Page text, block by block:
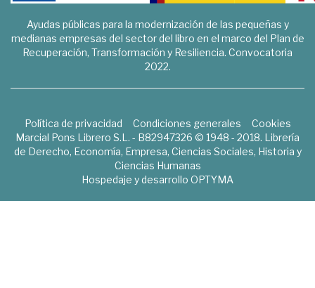
Ayudas públicas para la modernización de las pequeñas y
medianas empresas del sector del libro en el marco del Plan de
Recuperación, Transformación y Resiliencia. Convocatoria
2022.
Política de privacidad Condiciones generales
Cookies
Marcial Pons Librero S.L. - B82947326 © 1948 - 2018. Librería
de Derecho, Economía, Empresa, Ciencias Sociales, Historia y
Ciencias Humanas
Hospedaje y desarrollo OPTYMA